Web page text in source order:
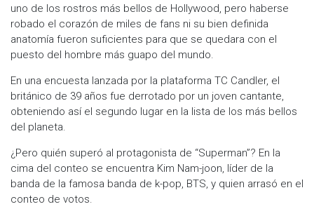
uno de los rostros más bellos de Hollywood, pero haberse
robado el corazón de miles de fans ni su bien definida
anatomía fueron suficientes para que se quedara con el
puesto del hombre más guapo del mundo.
En una encuesta lanzada por la plataforma TC Candler, el
británico de 39 años fue derrotado por un joven cantante,
obteniendo así el segundo lugar en la lista de los más bellos
del planeta.
¿Pero quién superó al protagonista de “Superman”? En la
cima del conteo se encuentra Kim Nam-joon, líder de la
banda de la famosa banda de k-pop, BTS, y quien arrasó en el
conteo de votos.